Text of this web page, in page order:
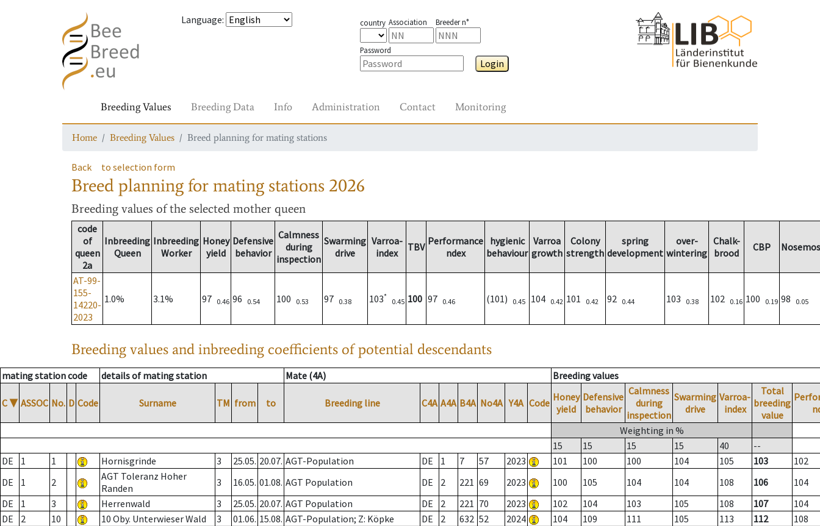
Language: country Association Breeder n°
Password
Login
Breeding Values Breeding Data Info Administration Contact Monitoring
Home Breeding Values Breed planning for mating stations
Back to selection form
Breed planning for mating stations 2026
Breeding values of the selected mother queen
code
of
queen
2a
Inbreeding
Queen
Inbreeding
Worker
Honey
yield
Defensive
behavior
Calmness
during
inspection
Swarming
drive
Varroa-
index
TBV Performance
ndex
hygienic
behaviour
Varroa
growth
Colony
strength
spring
development
over-
wintering
Chalk-
brood
CBP
AT-99-
155-
14220-
2023
1.0% 3.1% 97 0.46 96 0.54 100 0.53 97 0.38 103*
0.45 100 97 0.46 (101) 0.45 104 0.42 101 0.42 92 0.44 103 0.38 102 0.16 100 0.19 98 0.05
Breeding values and inbreeding coefficients of potential descendants
mating station code details of mating station Mate (4A) Breeding values
C ▼ ASSOC No. D Code Surname TM from to Breeding line C4A A4A B4A No4A Y4A Code Honey
yield
Defensive
behavior
Calmness
during
inspection
Swarming
drive
Varroa-
index
Total
breeding
value
Weighting in %
15
15 15 15 40
--
DE
1 1 Hornisgrinde 3 25.05. 20.07. AGT-Population DE 1 7 57 2023 101 100 100 104 105 103
102
DE
1 2
AGT Toleranz Hoher
Randen
3 16.05. 01.08. AGT Population DE 2 221 69 2023 100 105 104 104 108 106
104
DE
1 3 Herrenwald 3 25.05. 20.07. AGT Population DE 2 221 70 2023 102 104 103 105 108 107
104
DE
2 10 10 Oby. Unterwieser Wald 3 01.06. 15.08. AGT-Population; Z: Köpke DE 2 632 52 2024 104 109 111 105 113 112
108